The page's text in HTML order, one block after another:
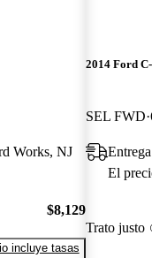
Works, NJ
$8,129
incluye tasas
2014 Ford
SEL FWD
El
Trato justo